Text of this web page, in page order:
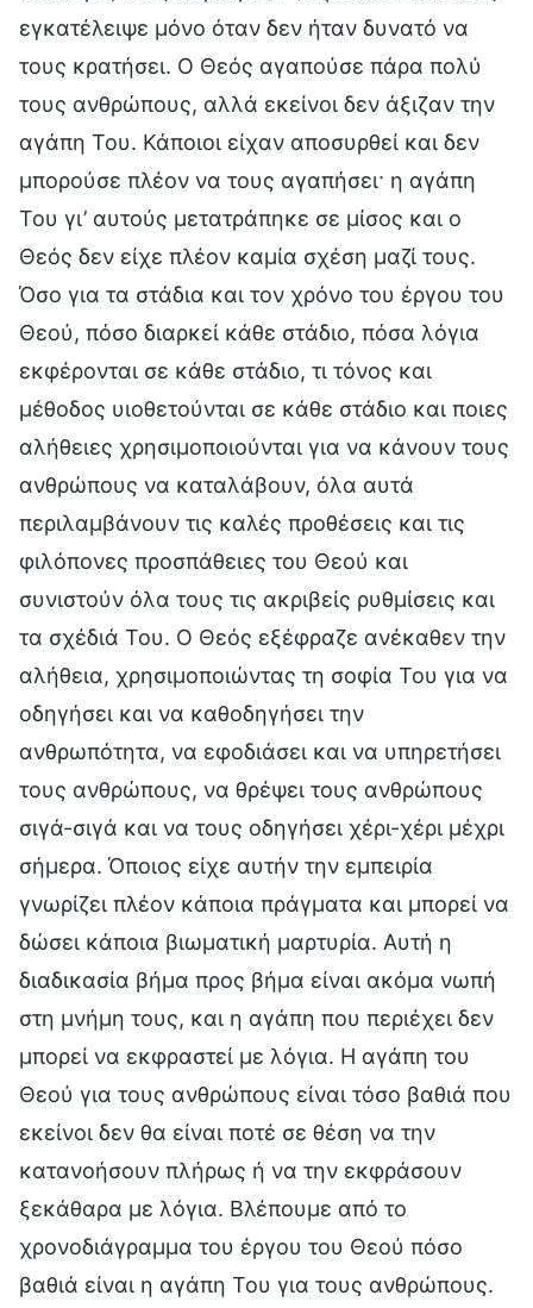
εγκατέλειψε μόνο όταν δεν ήταν δυνατό να
τους κρατήσει. Ο Θεός αγαπούσε πάρα πολύ
τους ανθρώπους, αλλά εκείνοι δεν άξιζαν την
αγάπη Του. Κάποιοι είχαν αποσυρθεί και δεν
μπορούσε πλέον να τους αγαπήσει· η αγάπη
Του γι’ αυτούς μετατράπηκε σε μίσος και ο
Θεός δεν είχε πλέον καμία σχέση μαζί τους.
Όσο για τα στάδια και τον χρόνο του έργου του
Θεού, πόσο διαρκεί κάθε στάδιο, πόσα λόγια
εκφέρονται σε κάθε στάδιο, τι τόνος και
μέθοδος υιοθετούνται σε κάθε στάδιο και ποιες
αλήθειες χρησιμοποιούνται για να κάνουν τους
ανθρώπους να καταλάβουν, όλα αυτά
περιλαμβάνουν τις καλές προθέσεις και τις
φιλόπονες προσπάθειες του Θεού και
συνιστούν όλα τους τις ακριβείς ρυθμίσεις και
τα σχέδιά Του. Ο Θεός εξέφραζε ανέκαθεν την
αλήθεια, χρησιμοποιώντας τη σοφία Του για να
οδηγήσει και να καθοδηγήσει την
ανθρωπότητα, να εφοδιάσει και να υπηρετήσει
τους ανθρώπους, να θρέψει τους ανθρώπους
σιγά-σιγά και να τους οδηγήσει χέρι-χέρι μέχρι
σήμερα. Όποιος είχε αυτήν την εμπειρία
γνωρίζει πλέον κάποια πράγματα και μπορεί να
δώσει κάποια βιωματική μαρτυρία. Αυτή η
διαδικασία βήμα προς βήμα είναι ακόμα νωπή
στη μνήμη τους, και η αγάπη που περιέχει δεν
μπορεί να εκφραστεί με λόγια. Η αγάπη του
Θεού για τους ανθρώπους είναι τόσο βαθιά που
εκείνοι δεν θα είναι ποτέ σε θέση να την
κατανοήσουν πλήρως ή να την εκφράσουν
ξεκάθαρα με λόγια. Βλέπουμε από το
χρονοδιάγραμμα του έργου του Θεού πόσο
βαθιά είναι η αγάπη Του για τους ανθρώπους.